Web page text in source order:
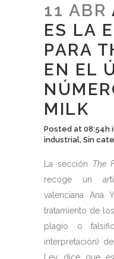
11 ABR
ES LA
PARA
EN EL
MILK
Posted at 08:54h
industrial, Sin
La sección The
recoge un
valenciana Ana
tratamiento de
plagio o
interpretación)